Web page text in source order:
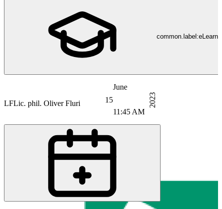
15
June
11:45 AM
2023
LFLic. phil. Oliver Fluri
BN Bartlomiej Niznik